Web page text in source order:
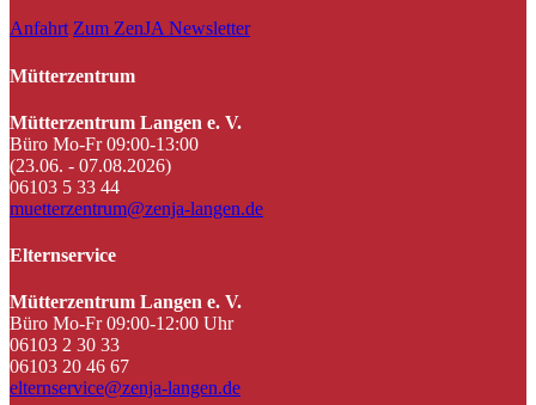
Anfahrt Zum ZenJA Newsletter
Mütterzentrum
Mütterzentrum Langen e. V.
Büro Mo-Fr 09:00-13:00
(23.06. - 07.08.2026)
06103 5 33 44
muetterzentrum@zenja-langen.de
Elternservice
Mütterzentrum Langen e. V.
Büro Mo-Fr 09:00-12:00 Uhr
06103 2 30 33
06103 20 46 67
elternservice@zenja-langen.de